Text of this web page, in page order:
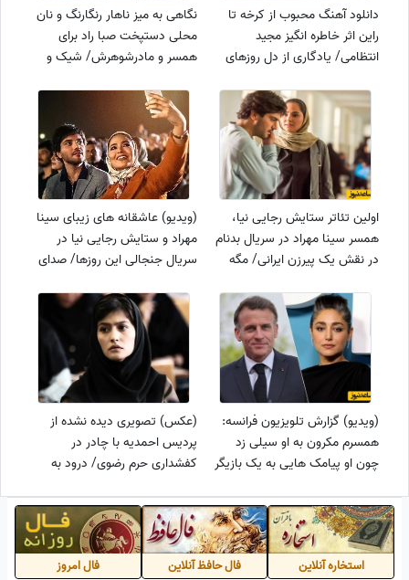
دانلود آهنگ محبوب از کرخه تا
راین اثر خاطره انگیز مجید
انتظامی/ یادگاری از دل روزهای
ایران و عراق
نگاهی به میز ناهار رنگارنگ و نان
محلی دستپخت صبا راد برای
همسر و مادرشوهرش/ شیک و
اولین تئاتر ستایش رجایی نیا،
همسر سینا مهراد در سریال بدنام
در نقش یک پیرزن ایرانی/ مگه
(ویدیو) عاشقانه های زیبای سینا
مهراد و ستایش رجایی نیا در
سریال جنجالی این روزها/ صدای
خون میکنه💔
(ویدیو) گزارش تلویزیون فرانسه:
همسرم مکرون به او سیلی زد
چون او پیامک هایی به یک بازیگر
ارسال کرده بود و...
(عکس) تصویری دیده نشده از
پردیس احمدیه با چادر در
کفشداری حرم رضوی/ درود به
استخاره آنلاین فال حافظ آنلاین فال امروز